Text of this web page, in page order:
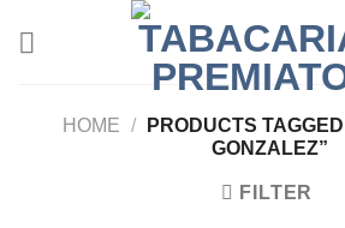
HOME /
PRODUCTS
GONZALEZ”
FILTER